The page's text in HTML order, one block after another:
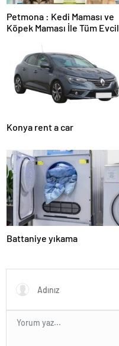
Petmona : Kedi Maması ve
Köpek Maması İle Tüm Evcil
Konya rent a car
Battaniye yıkama